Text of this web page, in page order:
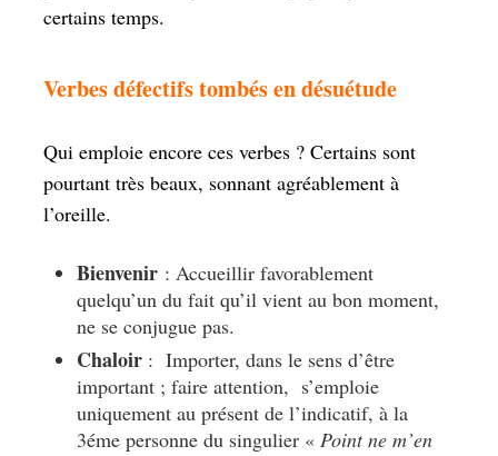
certains temps.
Verbes défectifs tombés en désuétude
Qui emploie encore ces verbes ? Certains sont
pourtant très beaux, sonnant agréablement à
l’oreille.
Bienvenir : Accueillir favorablement
quelqu’un du fait qu’il vient au bon moment,
ne se conjugue pas.
Chaloir : Importer, dans le sens d’être
important ; faire attention, s’emploie
uniquement au présent de l’indicatif, à la
3éme personne du singulier « Point ne m’en